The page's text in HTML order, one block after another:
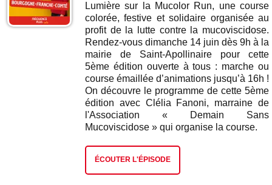
Lumière sur la Mucolor Run, une course
colorée, festive et solidaire organisée au
profit de la lutte contre la mucoviscidose.
Rendez-vous dimanche 14 juin dès 9h à la
mairie de Saint-Apollinaire pour cette
5ème édition ouverte à tous : marche ou
course émaillée d’animations jusqu’à 16h !
On découvre le programme de cette 5ème
édition avec Clélia Fanoni, marraine de
l'Association « Demain Sans
Mucoviscidose » qui organise la course.
ÉCOUTER L'ÉPISODE